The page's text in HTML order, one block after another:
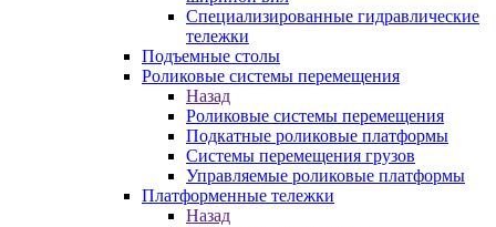
Специализированные гидравлические
тележки
Подъемные столы
Роликовые системы перемещения
Назад
Роликовые системы перемещения
Подкатные роликовые платформы
Системы перемещения грузов
Управляемые роликовые платформы
Платформенные тележки
Назад